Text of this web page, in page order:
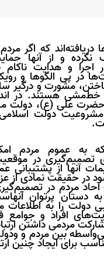
دریافته‌اند که اگر
نکرده و از آنها
و هدایت ناکام
در پی الگو‌ها و
‌مشورت و درگیر
خط‌مشی هستند. در
حضرت علی (ع)، دولت
دولت
.
به عموم مردم
تصمیم‌گیری در
آنها از پشتیبانی
در حقیقت نمادی از
مردم در
دستان پرتوان
دولت را به اطلاعات
افراد و جوامع
مردمی داشتن
بین مردم و
برای ایجاد چنین